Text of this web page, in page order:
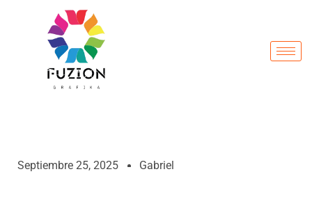
Septiembre 25, 2025 Gabriel